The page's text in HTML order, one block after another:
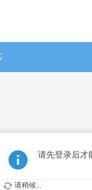
请先登录后才
请稍候...